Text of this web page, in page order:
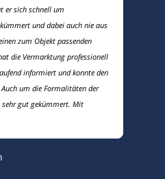
er sich schnell um
und dabei auch nie aus
zum Objekt passenden
die Vermarktung professionell
informiert und konnte den
um die Formalitäten der
sehr gut gekümmert. Mit